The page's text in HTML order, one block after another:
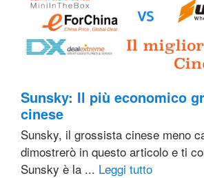
Sunsky: Il più economico
cinese
Sunsky, il grossista cinese meno
dimostrerò in questo articolo e ti
Sunsky è la ... Leggi tutto